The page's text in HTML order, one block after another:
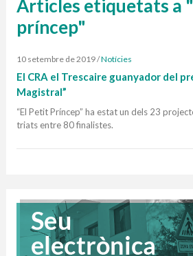
Articles etiquetats a
príncep"
10 setembre de 2019/Notícies
El CRA el Trescaire guanyador del
Magistral”
“El Petit Príncep” ha estat un dels 23
triats entre 80 finalistes.